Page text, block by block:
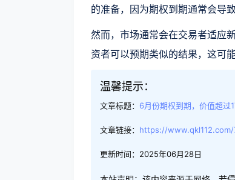
的准备，因为期权到期通常会导
然而，市场通常会在交易者适应
资者可以预期类似的结果，这可
温馨提示：
文章标题： 6月份期权到期，价值超过
文章链接： https://www.qkl112.com/
更新时间：2025年06月28日